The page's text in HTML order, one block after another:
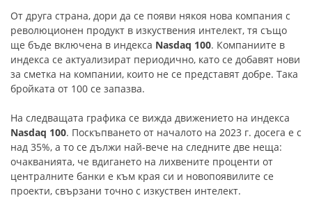
От друга страна, дори да се появи някоя нова компания с
революционен продукт в изкуствения интелект, тя също
ще бъде включена в индекса Nasdaq 100. Компаниите в
индекса се актуализират периодично, като се добавят нови
за сметка на компании, които не се представят добре. Така
бройката от 100 се запазва.
На следващата графика се вижда движението на индекса
Nasdaq 100. Поскъпването от началото на 2023 г. досега е с
над 35%, а то се дължи най-вече на следните две неща:
очакванията, че вдигането на лихвените проценти от
централните банки е към края си и новопоявилите се
проекти, свързани точно с изкуствен интелект.